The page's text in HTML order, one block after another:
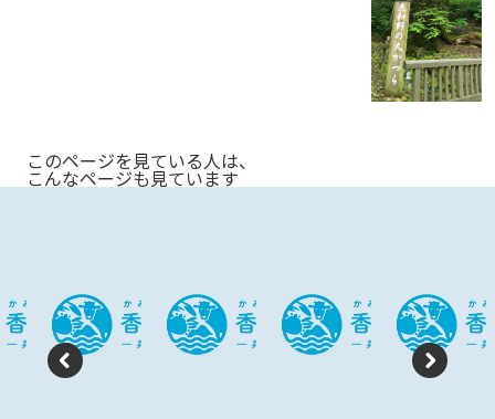
このページを見ている人は、
こんなページも見ています
P N